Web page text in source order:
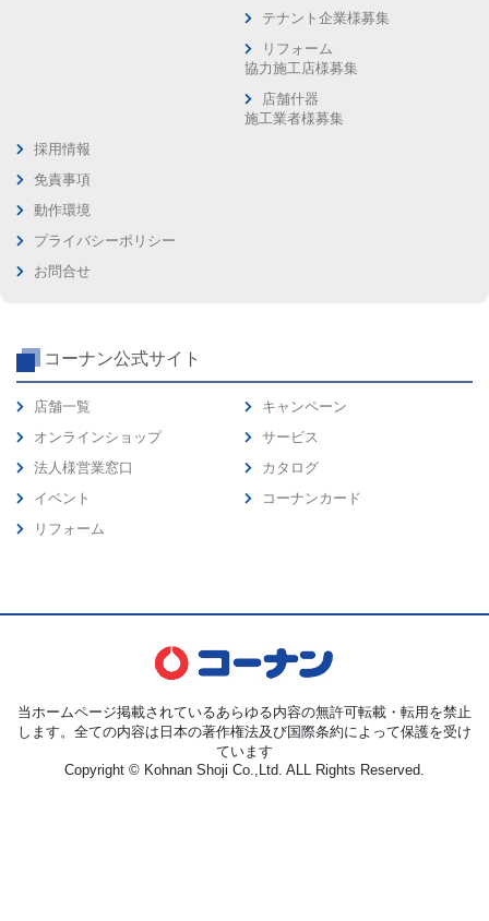
テナント企業様募集
リフォーム
協力施工店様募集
店舗什器
施工業者様募集
採用情報
免責事項
動作環境
プライバシーポリシー
お問合せ
コーナン公式サイト
店舗一覧
オンラインショップ
法人様営業窓口
イベント
リフォーム
キャンペーン
サービス
カタログ
コーナンカード
当ホームページ掲載されているあらゆる内容の無許可転載・転用を禁止
します。全ての内容は日本の著作権法及び国際条約によって保護を受け
ています
Copyright © Kohnan Shoji Co.,Ltd. ALL Rights Reserved.